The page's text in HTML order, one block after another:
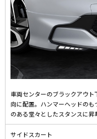
車両センターのブラックアウ
向に配置。ハンマーヘッドの
のある堂々としたスタンスに昇
サイドスカート